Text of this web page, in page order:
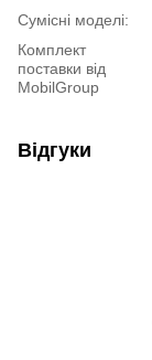
Сумісні моделі:
Комплект
поставки від
MobilGroup
Відгуки